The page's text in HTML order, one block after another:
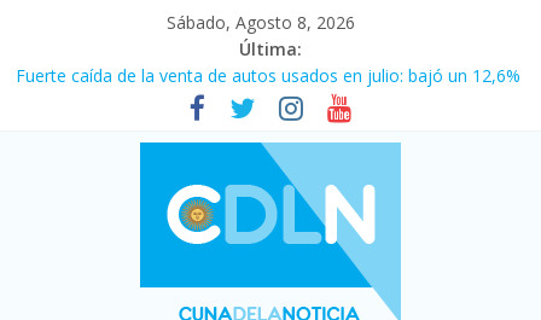
Sábado, Agosto 8, 2026
Última:
Fuerte caída de la venta de autos usados en julio: bajó un 12,6%
Central venció 1 a 0 al River de Coudet en el Monumental
La morosidad alcanzó su nivel más alto en dos décadas y ya
afecta a 400 mil deudores en Santa Fe
Desde que asumió Milei cerraron 41.000 kioscos: el sector
denuncia crisis como en 2001
Vacaciones de invierno con más movimiento y consumo
turístico: 4,6 millones de personas viajaron por el país, un 5,9%